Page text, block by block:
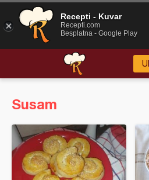
Susam
Recepti - Kuvar
Recepti.com
Besplatna - Google Play